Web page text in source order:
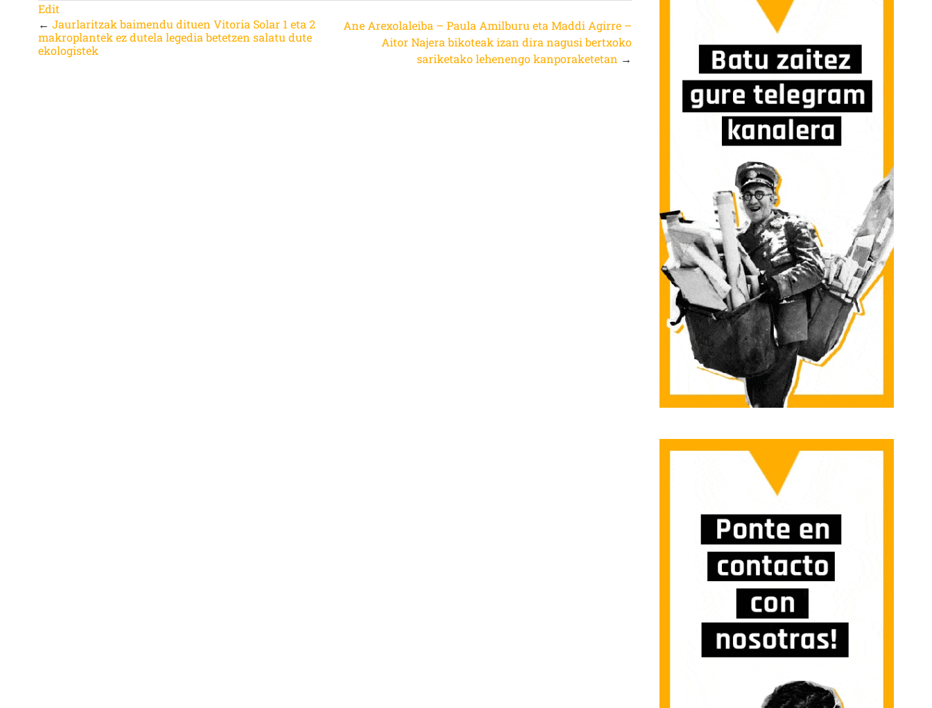
Edit
←Jaurlaritzak baimendu dituen Vitoria Solar 1 eta 2
makroplantek ez dutela legedia betetzen salatu dute
ekologistek
Ane Arexolaleiba – Paula Amilburu eta Maddi Agirre –
Aitor Najera bikoteak izan dira nagusi bertxoko
sariketako lehenengo kanporaketetan →